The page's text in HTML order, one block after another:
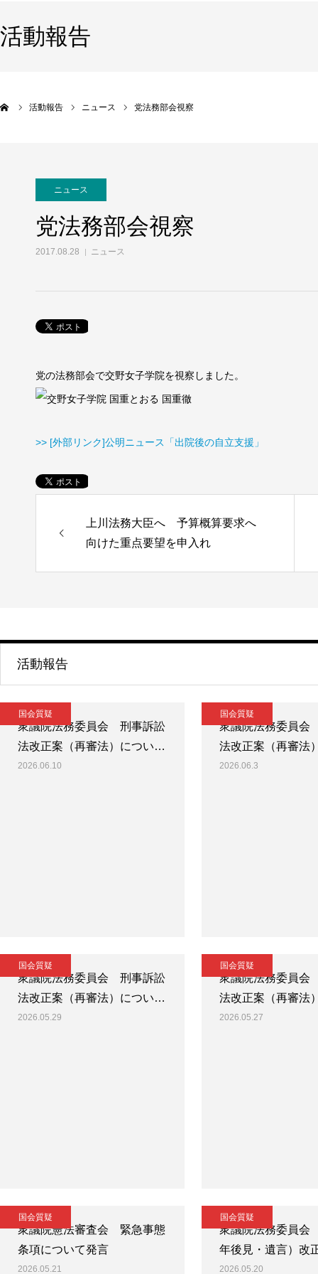
活動報告
活動報告 ニュース 党法務部会視察
ニュース
党法務部会視察
2017.08.28 ニュース
党の法務部会で交野女子学院を視察しました。
>> [外部リンク]公明ニュース「出院後の自立支援」
上川法務大臣へ 予算概算要求へ
向けた重点要望を申入れ
活動報告
国会質疑
衆議院法務委員会 刑事訴訟
法改正案（再審法）につい…
2026.06.10
国会質疑
衆議院法務委員
法改正案（再審法
2026.06.3
国会質疑
衆議院法務委員会 刑事訴訟
法改正案（再審法）につい…
2026.05.29
国会質疑
衆議院法務委員
法改正案（再審法
2026.05.27
国会質疑
衆議院憲法審査会 緊急事態
条項について発言
2026.05.21
国会質疑
衆議院法務委員
年後見・遺言）改
2026.05.20